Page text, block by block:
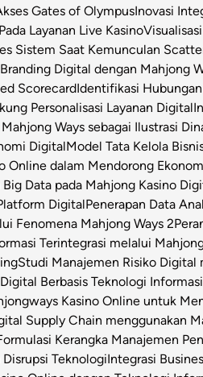
Gates of OlympusInovasi
Layanan Live Kasino
Sistem Saat Kemunculan
Digital dengan Mahjong
ScorecardIdentifikasi
Personalisasi Layanan Digital
Ways sebagai Ilustrasi
DigitalModel Tata Kelola
Online dalam Mendorong
Data pada Mahjong Kasino
DigitalPenerapan Data
Fenomena Mahjong Ways 2
Terintegrasi melalui
Studi Manajemen Risiko Digital
Berbasis Teknologi Informasi
Kasino Online untuk
Supply Chain menggunakan
Kerangka Manajemen
TeknologiIntegrasi